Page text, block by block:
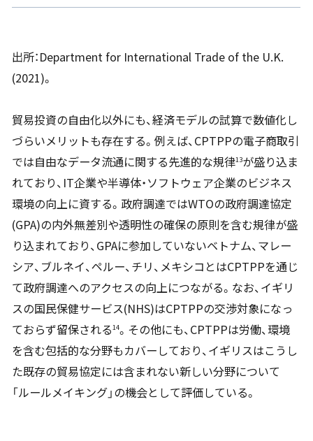
出所：Department for International Trade of the U.K.
(2021)。
貿易投資の自由化以外にも、経済モデルの試算で数値化し
づらいメリットも存在する。例えば、CPTPPの電子商取引
では自由なデータ流通に関する先進的な規律13が盛り込ま
れており、IT企業や半導体・ソフトウェア企業のビジネス
環境の向上に資する。政府調達ではWTOの政府調達協定
(GPA)の内外無差別や透明性の確保の原則を含む規律が盛
り込まれており、GPAに参加していないベトナム、マレー
シア、ブルネイ、ペルー、チリ、メキシコとはCPTPPを通じ
て政府調達へのアクセスの向上につながる。なお、イギリ
スの国民保健サービス(NHS)はCPTPPの交渉対象になっ
ておらず留保される14。その他にも、CPTPPは労働、環境
を含む包括的な分野もカバーしており、イギリスはこうし
た既存の貿易協定には含まれない新しい分野について
「ルールメイキング」の機会として評価している。